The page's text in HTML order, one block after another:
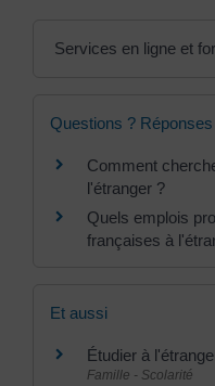
Services en ligne et
Questions ? Réponses
Comment
l'étranger ?
Quels emplois
françaises à
Et aussi
Étudier à
Famille - Scolarité